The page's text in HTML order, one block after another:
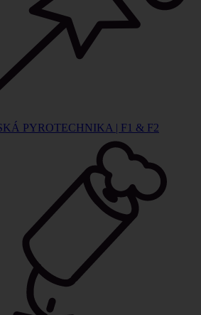
PYROTECHNIKA | F1 & F2